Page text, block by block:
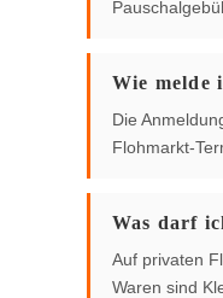
Wie melde
Die
Flohmarkt-
Was darf
Auf privaten
Waren sind